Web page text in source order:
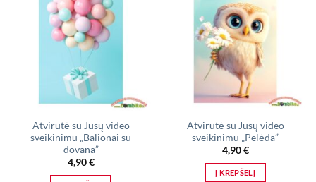
Atvirutė su Jūsų video
sveikinimu „Balionai su
dovana”
4,90€
Atvirutė su Jūsų video
sveikinimu „Pelėda”
4,90€
Į KREPŠELĮ